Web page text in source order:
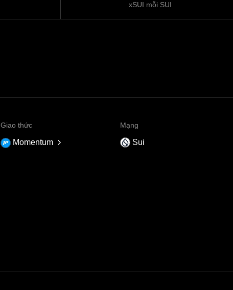
xSUI mỗi SUI
Giao thức
Momentum
Mạng
Sui